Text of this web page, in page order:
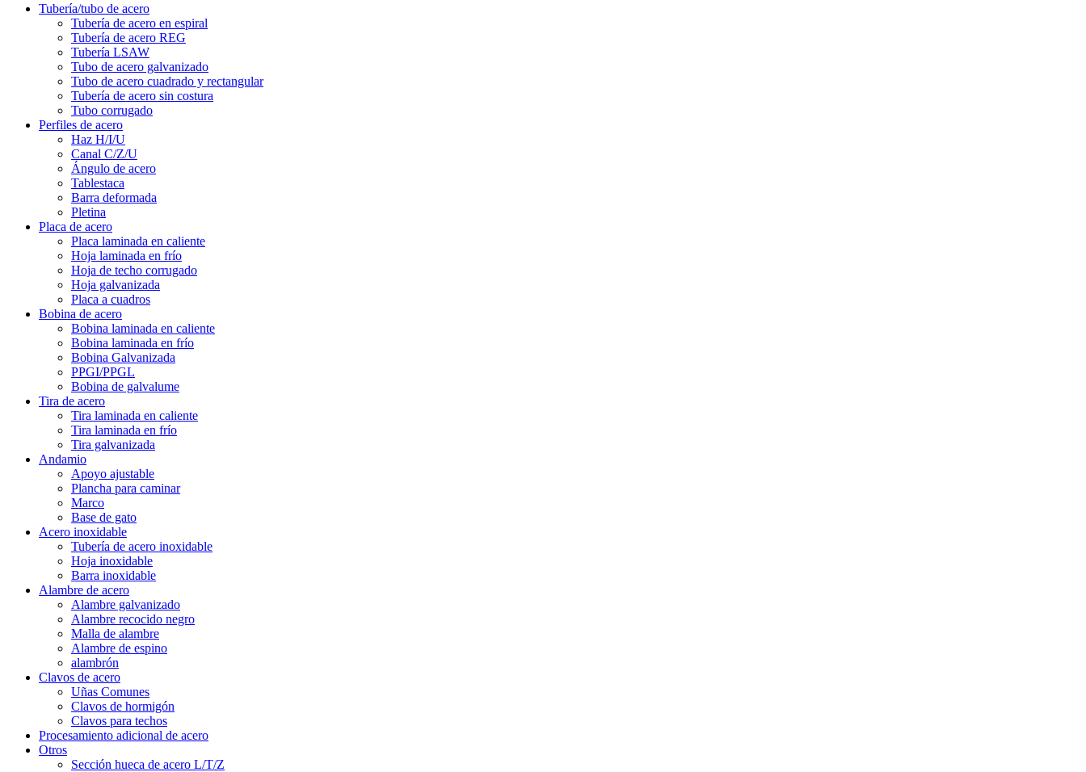
Tubería/tubo de acero
Tubería de acero en espiral
Tubería de acero REG
Tubería LSAW
Tubo de acero galvanizado
Tubo de acero cuadrado y rectangular
Tubería de acero sin costura
Tubo corrugado
Perfiles de acero
Haz H/I/U
Canal C/Z/U
Ángulo de acero
Tablestaca
Barra deformada
Pletina
Placa de acero
Placa laminada en caliente
Hoja laminada en frío
Hoja de techo corrugado
Hoja galvanizada
Placa a cuadros
Bobina de acero
Bobina laminada en caliente
Bobina laminada en frío
Bobina Galvanizada
PPGI/PPGL
Bobina de galvalume
Tira de acero
Tira laminada en caliente
Tira laminada en frío
Tira galvanizada
Andamio
Apoyo ajustable
Plancha para caminar
Marco
Base de gato
Acero inoxidable
Tubería de acero inoxidable
Hoja inoxidable
Barra inoxidable
Alambre de acero
Alambre galvanizado
Alambre recocido negro
Malla de alambre
Alambre de espino
alambrón
Clavos de acero
Uñas Comunes
Clavos de hormigón
Clavos para techos
Procesamiento adicional de acero
Otros
Sección hueca de acero L/T/Z